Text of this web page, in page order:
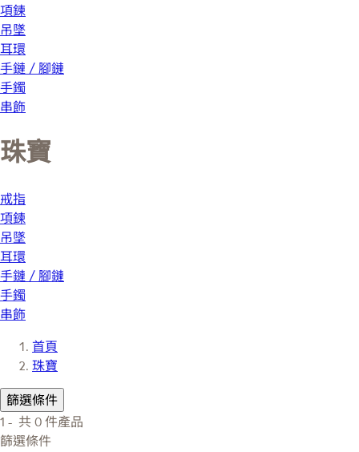
項鍊
吊墜
耳環
手鏈 / 腳鏈
手鐲
串飾
珠寶
戒指
項鍊
吊墜
耳環
手鏈 / 腳鏈
手鐲
串飾
首頁
珠寶
篩選條件
1 - 共 0 件產品
篩選條件